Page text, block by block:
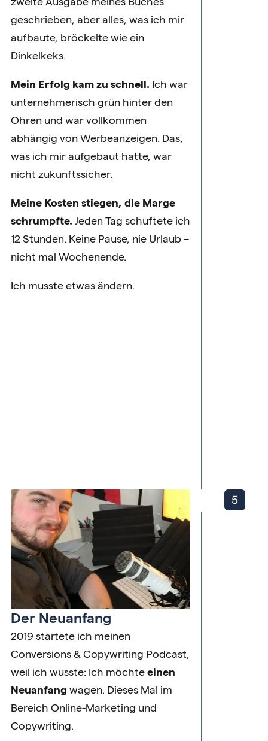
geschrieben, aber alles, was ich mir
aufbaute, bröckelte wie ein
Dinkelkeks.
Mein Erfolg kam zu schnell. Ich war
unternehmerisch grün hinter den
Ohren und war vollkommen
abhängig von Werbeanzeigen. Das,
was ich mir aufgebaut hatte, war
nicht zukunftssicher.
Meine Kosten stiegen, die Marge
schrumpfte. Jeden Tag schuftete ich
12 Stunden. Keine Pause, nie Urlaub –
nicht mal Wochenende.
Ich musste etwas ändern.
Der Neuanfang
2019 startete ich meinen
Conversions & Copywriting Podcast,
weil ich wusste: Ich möchte einen
Neuanfang wagen. Dieses Mal im
Bereich Online-Marketing und
Copywriting.